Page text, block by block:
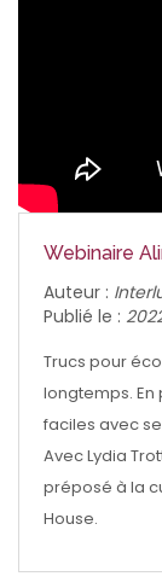
Webinaire
Auteur :
Publié le :
Trucs pour
longtemps.
faciles avec
Avec Lydia
préposé à la
House.